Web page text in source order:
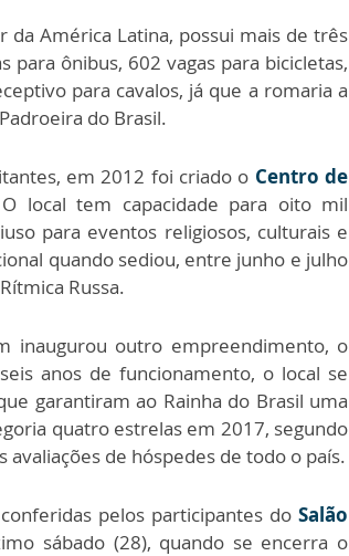
América Latina, possui mais de três
para ônibus, 602 vagas para bicicletas,
para cavalos, já que a romaria a
do Brasil.
em 2012 foi criado o Centro de
local tem capacidade para oito mil
para eventos religiosos, culturais e
quando sediou, entre junho e julho
Russa.
inaugurou outro empreendimento, o
anos de funcionamento, o local se
garantiram ao Rainha do Brasil uma
quatro estrelas em 2017, segundo
de hóspedes de todo o país.
pelos participantes do Salão
sábado (28), quando se encerra o